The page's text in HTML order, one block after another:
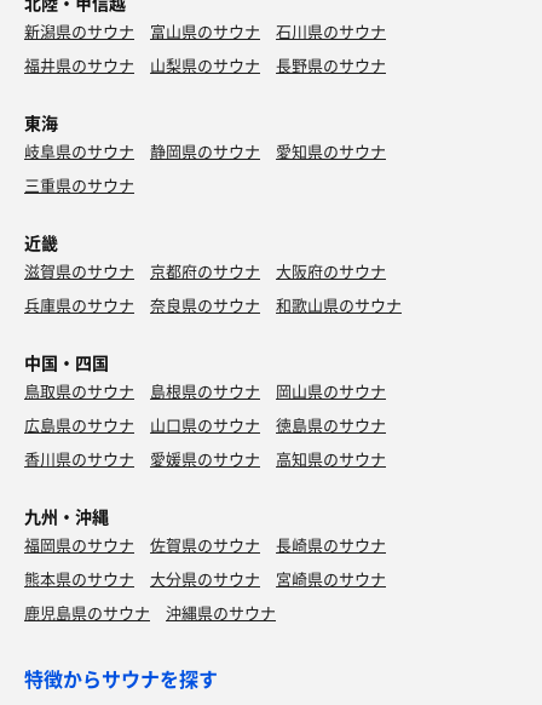
新潟県のサウナ 富山県のサウナ
石川県のサウナ
福井県のサウナ
山梨県のサウナ 長野県のサウナ
東海
岐阜県のサウナ 静岡県のサウナ
愛知県のサウナ
三重県のサウナ
近畿
滋賀県のサウナ 京都府のサウナ
大阪府のサウナ
兵庫県のサウナ
奈良県のサウナ 和歌山県のサウナ
中国・四国
鳥取県のサウナ 島根県のサウナ
岡山県のサウナ
広島県のサウナ
山口県のサウナ
徳島県のサウナ
香川県のサウナ
愛媛県のサウナ 高知県のサウナ
九州・沖縄
福岡県のサウナ 佐賀県のサウナ
長崎県のサウナ
熊本県のサウナ
大分県のサウナ
宮崎県のサウナ
鹿児島県のサウナ
沖縄県のサウナ
特徴からサウナを探す